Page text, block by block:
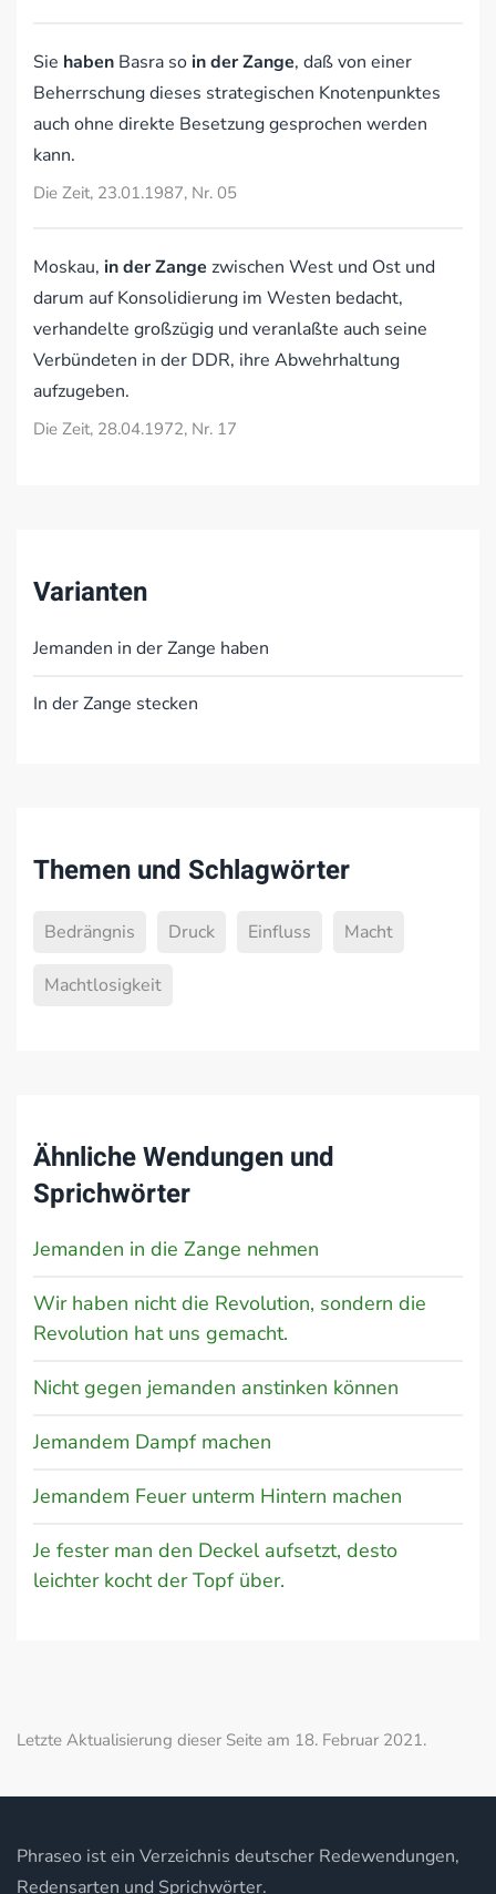
Sie haben Basra so in der Zange, daß von einer
Beherrschung dieses strategischen Knotenpunktes
auch ohne direkte Besetzung gesprochen werden
kann.
Die Zeit, 23.01.1987, Nr. 05
Moskau, in der Zange zwischen West und Ost und
darum auf Konsolidierung im Westen bedacht,
verhandelte großzügig und veranlaßte auch seine
Verbündeten in der DDR, ihre Abwehrhaltung
aufzugeben.
Die Zeit, 28.04.1972, Nr. 17
Varianten
Jemanden in der Zange haben
In der Zange stecken
Themen und Schlagwörter
Bedrängnis Druck Einfluss Macht
Machtlosigkeit
Ähnliche Wendungen und
Sprichwörter
Jemanden in die Zange nehmen
Wir haben nicht die Revolution, sondern die
Revolution hat uns gemacht.
Nicht gegen jemanden anstinken können
Jemandem Dampf machen
Jemandem Feuer unterm Hintern machen
Je fester man den Deckel aufsetzt, desto
leichter kocht der Topf über.
Letzte Aktualisierung dieser Seite am 18. Februar 2021.
Phraseo ist ein Verzeichnis deutscher Redewendungen,
Redensarten und Sprichwörter.